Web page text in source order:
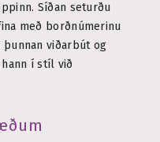
Síðan seturðu
með borðnúmerinu
viðarbút og
í stíl við